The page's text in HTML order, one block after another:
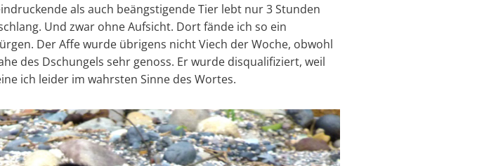
als auch beängstigende Tier lebt nur 3 Stunden
Und zwar ohne Aufsicht. Dort fände ich so ein
Der Affe wurde übrigens nicht Viech der Woche, obwohl
des Dschungels sehr genoss. Er wurde disqualifiziert, weil
ich leider im wahrsten Sinne des Wortes.